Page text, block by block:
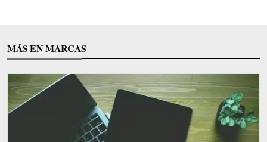
MÁS EN MARCAS